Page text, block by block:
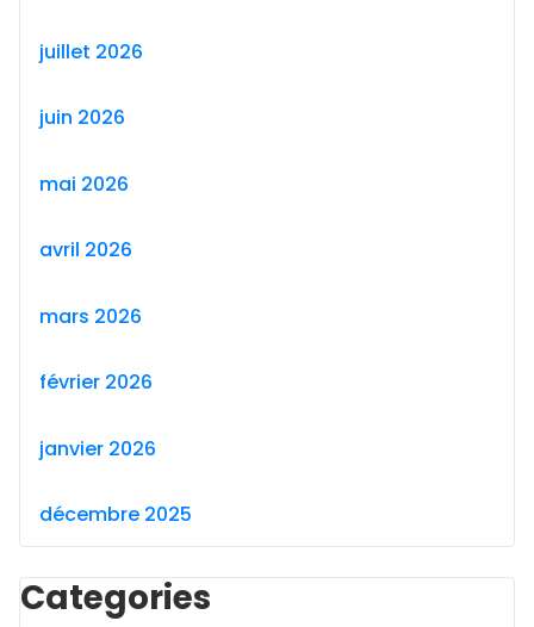
juillet 2026
juin 2026
mai 2026
avril 2026
mars 2026
février 2026
janvier 2026
décembre 2025
Categories